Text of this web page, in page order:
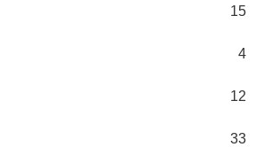
15
4
12
33